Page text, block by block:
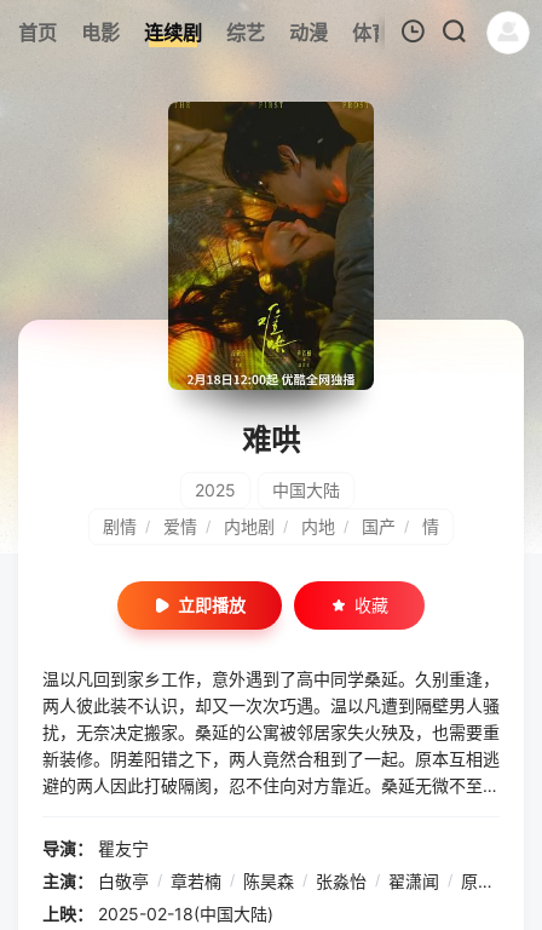
首页 电影 连续剧 综艺 动漫 体育 今日更新
225
热
我的观影记录
暂无观看影片的记录
难哄
2025
中国大陆
剧情 / 爱情 / 内地剧 / 内地 / 国产 / 情
立即播放 收藏
温以凡回到家乡工作，意外遇到了高中同学桑延。久别重逢，
两人彼此装不认识，却又一次次巧遇。温以凡遭到隔壁男人骚
扰，无奈决定搬家。桑延的公寓被邻居家失火殃及，也需要重
新装修。阴差阳错之下，两人竟然合租到了一起。原本互相逃
避的两人因此打破隔阂，忍不住向对方靠近。桑延无微不至的
延也跨越城市给予她最真挚的告白，两人正式确定了关系。后
原因。得知真相的桑延心疼不已，发誓不再让温以凡受到伤
害，并用实际行动保护了她。最终，两人搬进了桑延亲手设计
导演：
瞿友宁
主演：
白敬亭 / 章若楠 / 陈昊森 / 张淼怡 / 翟潇闻 / 原野
上映：
2025-02-18(中国大陆)